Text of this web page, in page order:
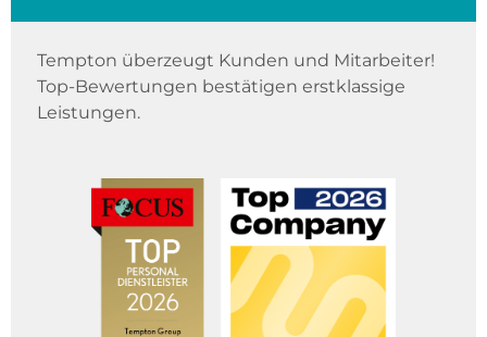
Tempton überzeugt Kunden und Mitarbeiter!
Top-Bewertungen bestätigen erstklassige
Leistungen.